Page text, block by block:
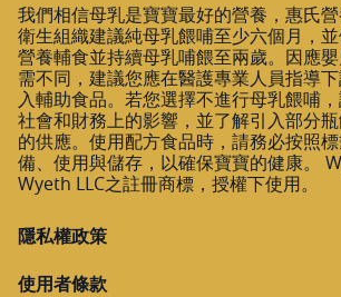
我們相信母乳是寶寶最好的營養，惠氏
衛生組織建議純母乳餵哺至少六個月，
營養輔食並持續母乳哺餵至兩歲。因應
需不同，建議您應在醫護專業人員指導
入輔助食品。若您選擇不進行母乳餵哺
社會和財務上的影響，並了解引入部分
的供應。使用配方食品時，請務必按照
備、使用與儲存，以確保寶寶的健康。
Wyeth LLC之註冊商標，授權下使用。
隱私權政策
使用者條款